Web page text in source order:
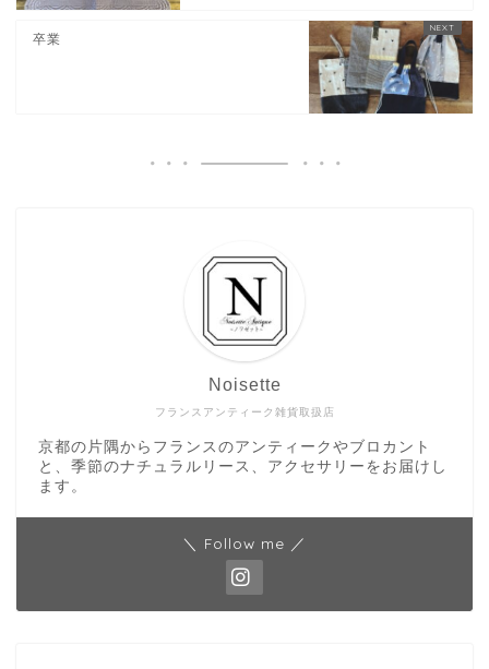
卒業
フランスアンティーク雑貨取扱店
Noisette
京都の片隅からフランスのアンティークやブロカント
と、季節のナチュラルリース、アクセサリーをお届けし
ます。
＼ Follow me ／